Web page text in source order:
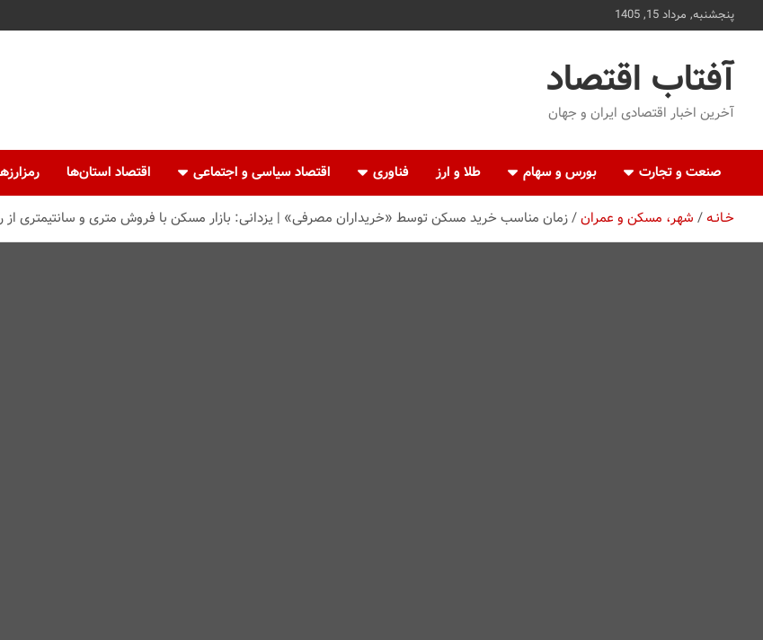
محتوا
پنجشنبه, مرداد 15, 1405
آفتاب اقتصاد
آخرین اخبار اقتصادی ایران و جهان
صنعت و تجارت بورس و سهام طلا و ارز فناوری اقتصاد سیاسی و اجتماعی اقتصاد استان‌ها
خـانـه شهر، مسکن و عمران زمان مناسب خرید مسکن توسط «خریداران مصرفی» | یزدانی: بازار مسکن با فروش متری و سانتیمتری از